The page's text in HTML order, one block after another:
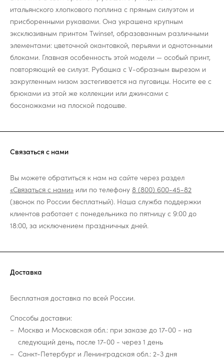
итальянского хлопкового поплина с прямым силуэтом и
присборенными рукавами. Она украшена крупным
эксклюзивным принтом Twinset, образованным различными
элементами: цветочной окантовкой, перьями и однотонными
блоками. Главная особенность этой модели — особый принт,
повторяющий ее силуэт. Рубашка с V-образным вырезом и
закругленным низом застегивается на пуговицы. Носите ее с
брюками из этой же коллекции или джинсами с
босоножками на плоской подошве.
Связаться с нами
Вы можете обратиться к нам на сайте через раздел
«Связаться с нами» или по телефону 8 (800) 600-45-82
(звонок по России бесплатный). Наша служба поддержки
клиентов работает с понедельника по пятницу с 9:00 до
18:00, за исключением праздничных дней.
Доставка
Бесплатная доставка по всей России.
Способы доставки:
Москва и Московская обл.: при заказе до 17-00 - на
следующий день, после 17-00 - через 1 день
Санкт-Петербург и Ленинградская обл.: 2-3 дня